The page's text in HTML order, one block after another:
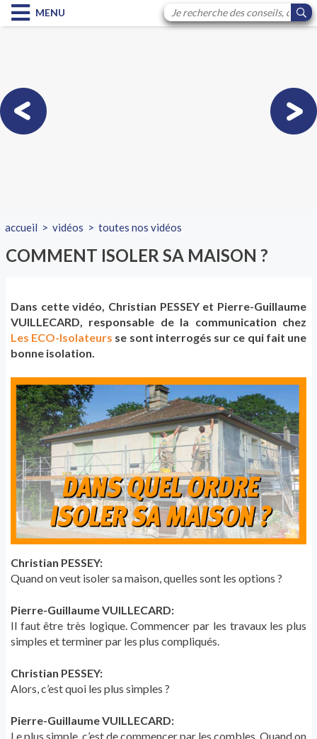
MENU
accueil >vidéos >toutes nos vidéos
COMMENT ISOLER SA MAISON ?
Dans cette vidéo, Christian PESSEY et Pierre-Guillaume
VUILLECARD, responsable de la communication chez
Les ECO-Isolateurs se sont interrogés sur ce qui fait une
bonne isolation.
Christian PESSEY:
Quand on veut isoler sa maison, quelles sont les options ?
Pierre-Guillaume VUILLECARD:
Il faut être très logique. Commencer par les travaux les plus
simples et terminer par les plus compliqués.
Christian PESSEY:
Alors, c’est quoi les plus simples ?
Pierre-Guillaume VUILLECARD:
Le plus simple, c’est de commencer par les combles. Quand on